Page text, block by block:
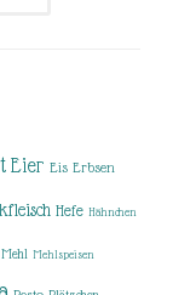
Eier Eis Erbsen
Hefe Hähnchen
Mehl Mehlspeisen